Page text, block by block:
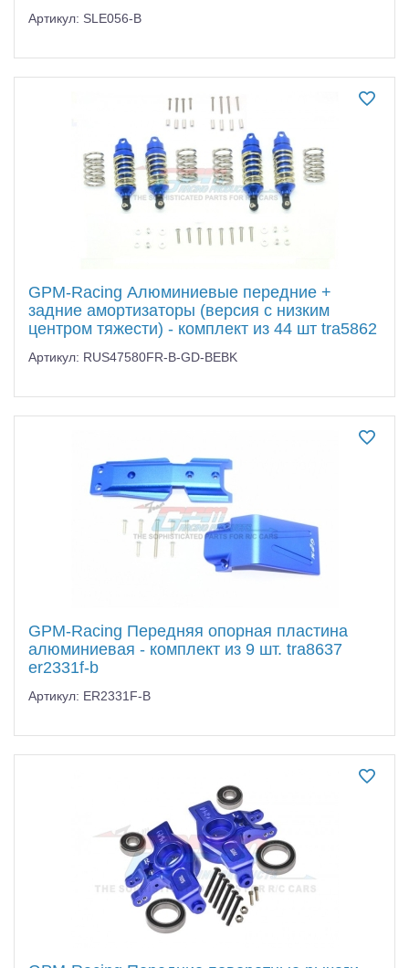
Артикул: SLE056-B
GPM-Racing Алюминиевые передние +
задние амортизаторы (версия с низким
центром тяжести) - комплект из 44 шт tra5862
Артикул: RUS47580FR-B-GD-BEBK
GPM-Racing Передняя опорная пластина
алюминиевая - комплект из 9 шт. tra8637
er2331f-b
Артикул: ER2331F-B